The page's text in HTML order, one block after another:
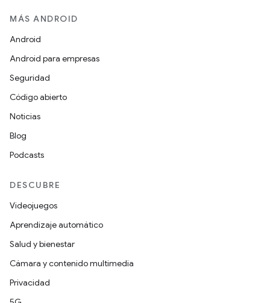
MÁS ANDROID
Android
Android para empresas
Seguridad
Código abierto
Noticias
Blog
Podcasts
DESCUBRE
Videojuegos
Aprendizaje automático
Salud y bienestar
Cámara y contenido multimedia
Privacidad